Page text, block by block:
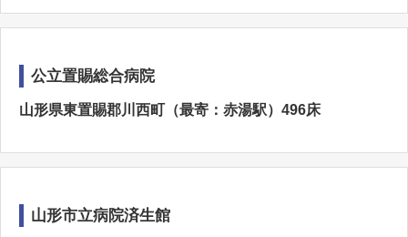
公立置賜総合病院
山形県東置賜郡川西町（最寄：赤湯駅）496床
山形市立病院済生館